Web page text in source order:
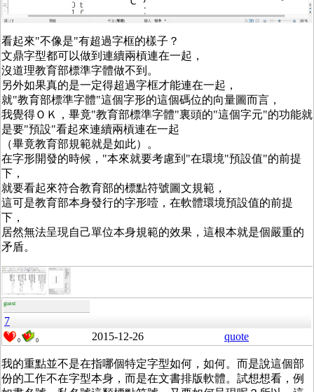
看起來"不像是"有超過字框的樣子？
文鼎字型都可以做到連續兩槓連在一起，
沒道理教育部標準字體做不到。
另外如果真的是一定得超過字框才能連在一起，
就"教育部標準字體"這個字形的這個碼位的向量圖而言，
我覺得ＯＫ，畢竟"教育部標準字體"裏頭的"這個字元"的功能就
是要"預設"看起來連續兩槓連在一起
（畢竟教育部規範就是如此）。
在字形開發的時候，"本來就要考慮到"在環境"預設值"的前提
下，
就要看起來符合教育部的標點符號圖文規範，
這可是教育部本身發行的字形噎，在軟體環境預設值的前提
下，
居然無法呈現自己單位本身規範的效果，這根本就是個嚴重的
矛盾。
guest
7
0 0 2015-12-26 quote
我的重點並不是在指哪個特定字型如何，如何。而是說這個部
份的工作不在字型本身，而是在文書排版軟體。試想想看，例